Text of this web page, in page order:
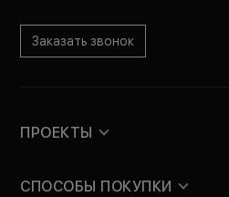
Заказать звонок
ПРОЕКТЫ
СПОСОБЫ ПОКУПКИ